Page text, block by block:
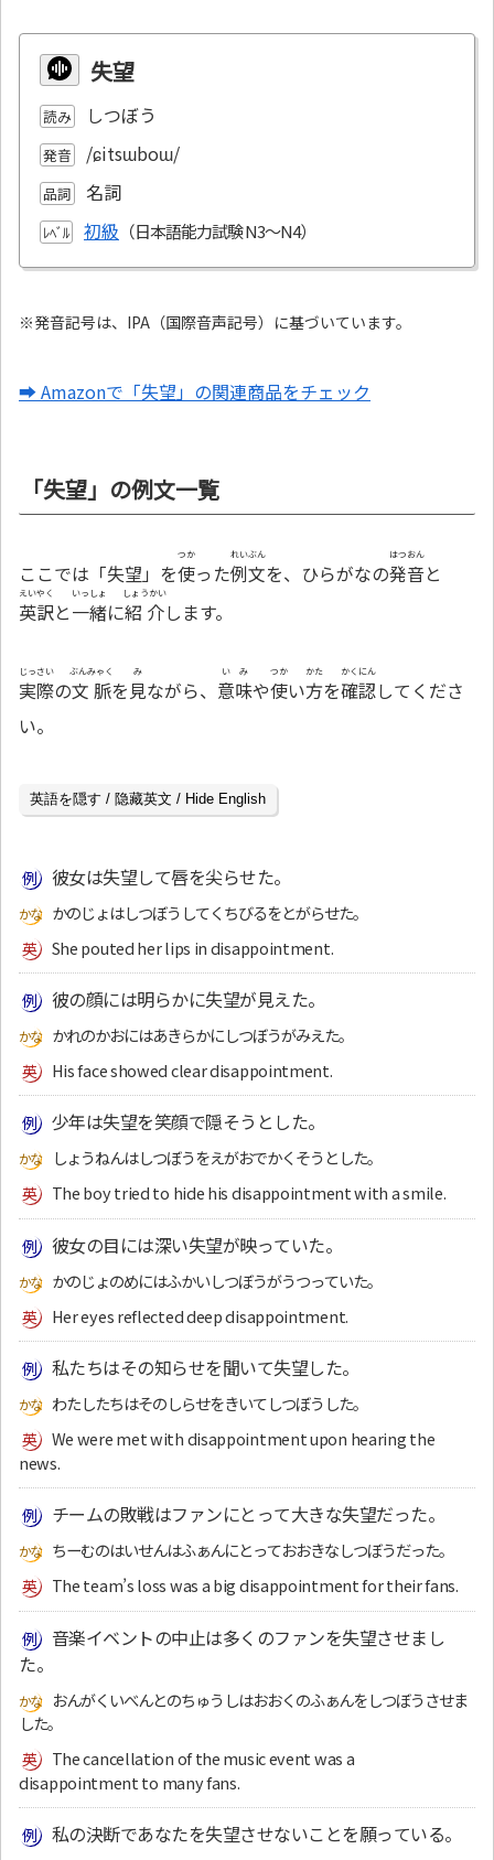
失望
読み しつぼう
発音 /ɕitsɯboɯ/
品詞 名詞
ﾚﾍﾞﾙ 初級
※発音記号は、IPA（国際音声記号）に基づいています。
➡ Amazonで「失望」の関連商品をチェック
「失望」の例文一覧
ここでは「失望」を使
つか
った例文
れいぶん
を、ひらがなの発音
はつおん
と
英訳
えいやく
と一緒
いっしょ
に紹介
しょうかい
します。
実際
じっさい
の文脈
ぶんみゃく
を見
み
ながら、 意味
いみ
や使
つか
い方
かた
を確認
かくにん
してくださ
い。
英語を隠す / 隐藏英文 / Hide English
彼女は失望して唇を尖らせた。
かのじょはしつぼうしてくちびるをとがらせた。
She pouted her lips in disappointment.
彼の顔には明らかに失望が見えた。
かれのかおにはあきらかにしつぼうがみえた。
His face showed clear disappointment.
少年は失望を笑顔で隠そうとした。
しょうねんはしつぼうをえがおでかくそうとした。
The boy tried to hide his disappointment with a smile.
彼女の目には深い失望が映っていた。
かのじょのめにはふかいしつぼうがうつっていた。
Her eyes reflected deep disappointment.
私たちはその知らせを聞いて失望した。
わたしたちはそのしらせをきいてしつぼうした。
We were met with disappointment upon hearing the
news.
チームの敗戦はファンにとって大きな失望だった。
ちーむのはいせんはふぁんにとっておおきなしつぼうだった。
The team’s loss was a big disappointment for their fans.
音楽イベントの中止は多くのファンを失望させまし
た。
おんがくいべんとのちゅうしはおおくのふぁんをしつぼうさせま
した。
The cancellation of the music event was a
disappointment to many fans.
私の決断であなたを失望させないことを願っている。